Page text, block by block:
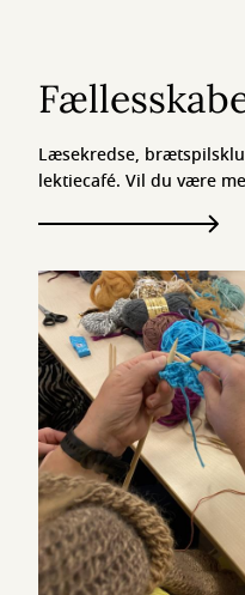
Læsekredse,
lektiecafé. Vil du være